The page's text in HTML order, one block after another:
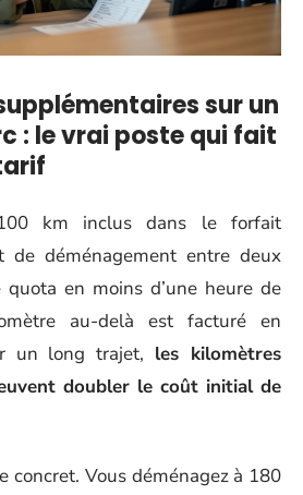
sur un
: le vrai poste qui fait
km inclus dans le forfait
de déménagement entre deux
en moins d’une heure de
au-delà est facturé en
un long trajet, les kilomètres
doubler le coût initial de
concret. Vous déménagez à 180